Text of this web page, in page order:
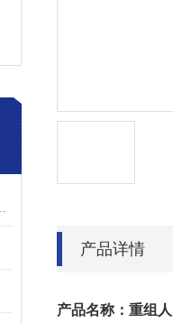
产品详情
产品名称： 重组